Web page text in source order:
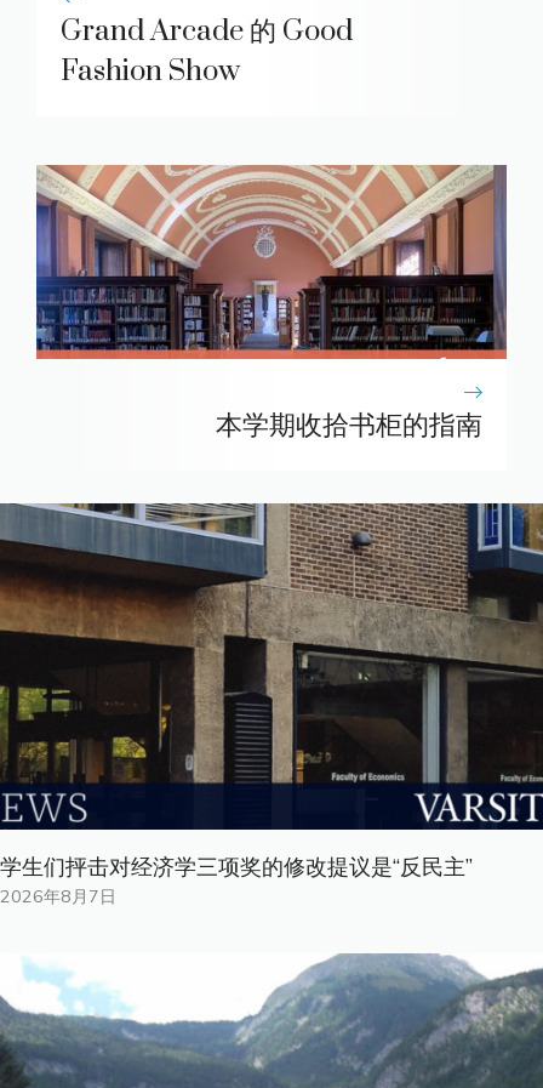
Grand Arcade 的 Good
Fashion Show
本学期收拾书柜的指南
学生们抨击对经济学三项奖的修改提议是“反民主”
2026年8月7日